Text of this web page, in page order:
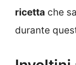
ricetta che
durante